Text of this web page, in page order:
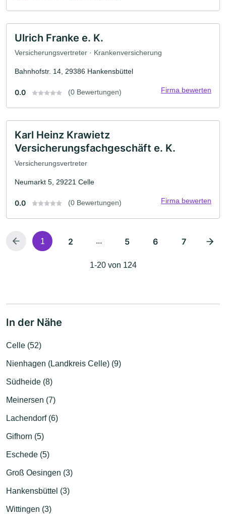
Ulrich Franke e. K.
Versicherungsvertreter · Krankenversicherung
Bahnhofstr. 14, 29386 Hankensbüttel
0.0 (0 Bewertungen) Firma bewerten
Karl Heinz Krawietz
Versicherungsfachgeschäft e. K.
Versicherungsvertreter
Neumarkt 5, 29221 Celle
0.0 (0 Bewertungen) Firma bewerten
1 2 ... 5 6 7
1-20 von 124
In der Nähe
Celle (52)
Nienhagen (Landkreis Celle) (9)
Südheide (8)
Meinersen (7)
Lachendorf (6)
Gifhorn (5)
Eschede (5)
Groß Oesingen (3)
Hankensbüttel (3)
Wittingen (3)